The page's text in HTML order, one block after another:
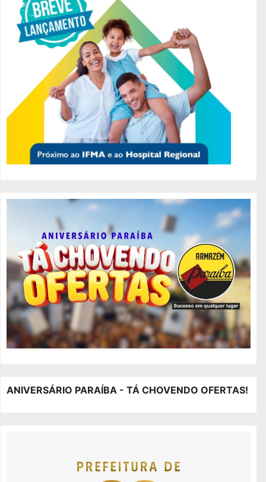
ANIVERSÁRIO PARAÍBA - TÁ CHOVENDO OFERTAS!